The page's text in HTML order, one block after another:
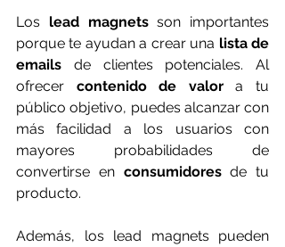
Los lead magnets son importantes
porque te ayudan a crear una lista de
emails de clientes potenciales. Al
ofrecer contenido de valor a tu
público objetivo, puedes alcanzar con
más facilidad a los usuarios con
mayores probabilidades de
convertirse en consumidores de tu
producto.
Además, los lead magnets pueden